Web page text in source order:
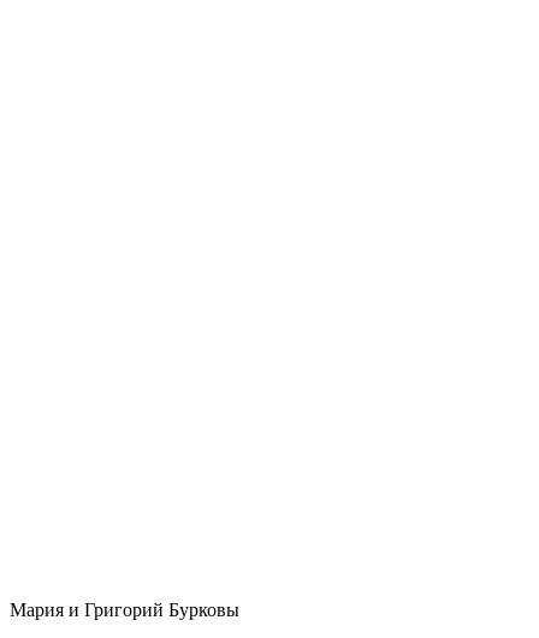
Мария и Григорий Бурковы